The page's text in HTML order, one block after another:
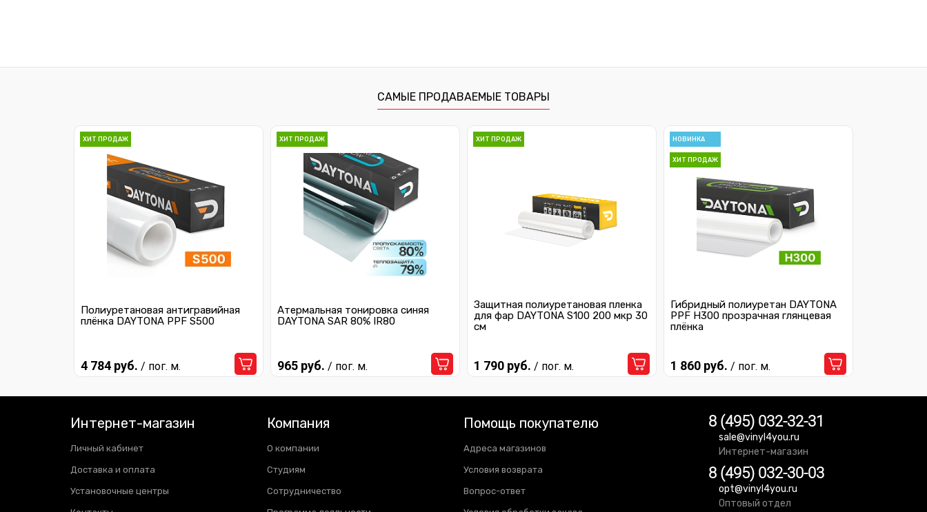
САМЫЕ ПРОДАВАЕМЫЕ ТОВАРЫ
ХИТ ПРОДАЖ
Полиуретановая антигравийная
плёнка DAYTONA PPF S500
4 784 руб. / пог. м.
ХИТ ПРОДАЖ
Атермальная тонировка синяя
DAYTONA SAR 80% IR80
965 руб. / пог. м.
ХИТ ПРОДАЖ
Защитная полиуретановая пленка
для фар DAYTONA S100 200 мкр 30
см
1 790 руб. / пог. м.
НОВИНКА
ХИТ ПРОДАЖ
Гибридный полиуретан DAYTONA
PPF H300 прозрачная глянцевая
плёнка
1 860 руб. / пог. м.
Интернет-магазин
Личный кабинет
Доставка и оплата
Установочные центры
Компания
О компании
Студиям
Сотрудничество
Помощь покупателю
Адреса магазинов
Условия возврата
Вопрос-ответ
8 (495) 032-32-31
sale@vinyl4you.ru
Интернет-магазин
8 (495) 032-30-03
opt@vinyl4you.ru
Оптовый отдел